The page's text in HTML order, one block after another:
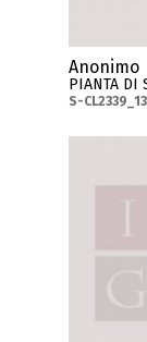
Anonimo
PIANTA DI
S-